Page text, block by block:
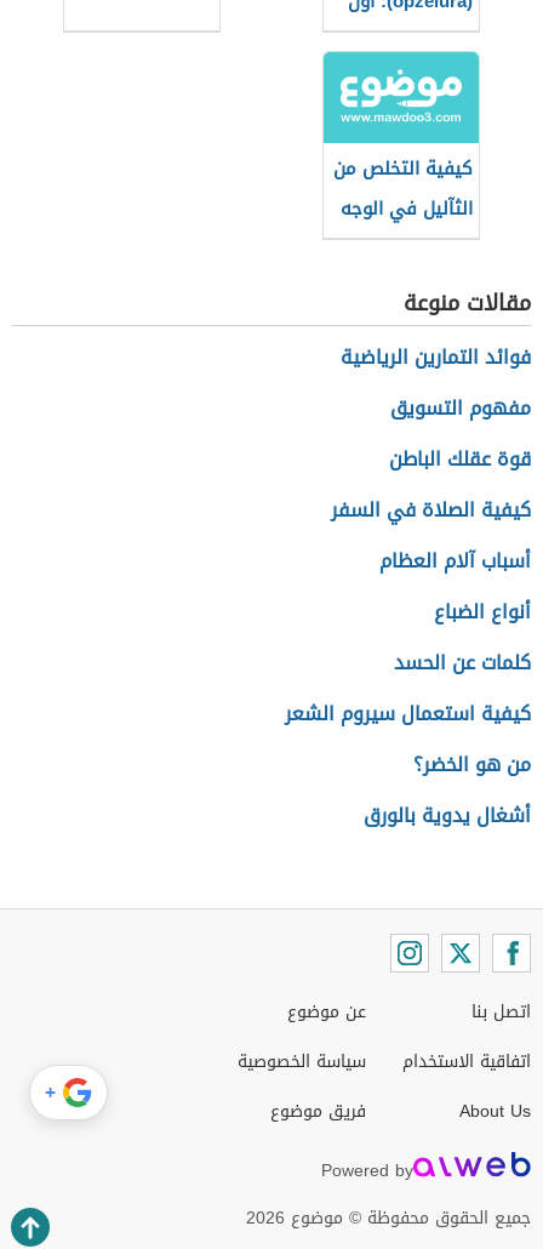
دواء يُعيد التصبغ
لمرضى البهاق
كيفية التخلص من
الثآليل في الوجه
مقالات منوعة
فوائد التمارين الرياضية
مفهوم التسويق
قوة عقلك الباطن
كيفية الصلاة في السفر
أسباب آلام العظام
أنواع الضباع
كلمات عن الحسد
كيفية استعمال سيروم الشعر
من هو الخضر؟
أشغال يدوية بالورق
اتصل بنا
اتفاقية الاستخدام
About Us
عن موضوع
سياسة الخصوصية
فريق موضوع
Powered by
جميع الحقوق محفوظة © موضوع 2026
+